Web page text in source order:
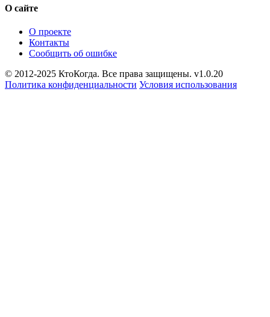
О сайте
О проекте
Контакты
Сообщить об ошибке
© 2012-2025 КтоКогда. Все права защищены. v1.0.20
Политика конфиденциальности Условия использования